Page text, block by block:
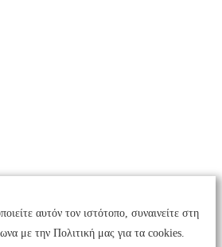
αυτόν τον ιστότοπο, συναινείτε στη
με την Πολιτική μας για τα cookies.